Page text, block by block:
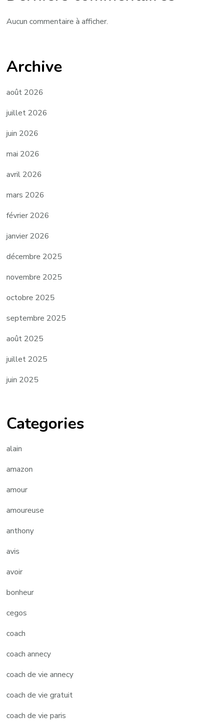
Aucun commentaire à afficher.
Archive
août 2026
juillet 2026
juin 2026
mai 2026
avril 2026
mars 2026
février 2026
janvier 2026
décembre 2025
novembre 2025
octobre 2025
septembre 2025
août 2025
juillet 2025
juin 2025
Categories
alain
amazon
amour
amoureuse
anthony
avis
avoir
bonheur
cegos
coach
coach annecy
coach de vie annecy
coach de vie gratuit
coach de vie paris